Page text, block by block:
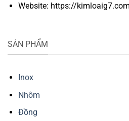
Website: https://
SẢN PHẨM
Inox
Nhôm
Đồng